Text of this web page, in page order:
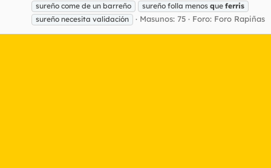
sureño come de un barreño
sureño folla menos que ferris
sureño necesita validación
Masunos: 75 Foro: Foro Rapiñas